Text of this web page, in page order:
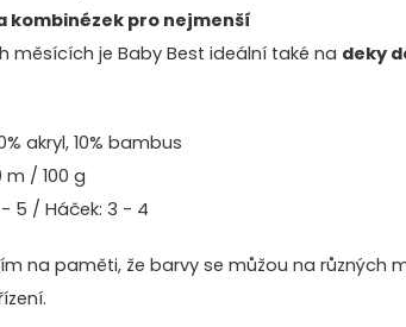
kombinézek pro nejmenší
měsících je Baby Best ideální také na deky
akryl, 10% bambus
m / 100 g
5 / Háček: 3 - 4
na paměti, že barvy se můžou na